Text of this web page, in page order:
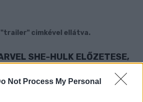
Not Process My Personal
cimkével ellátva.
SHE-HULK ELŐZETESE,
bemutatásáig még igazítanak a